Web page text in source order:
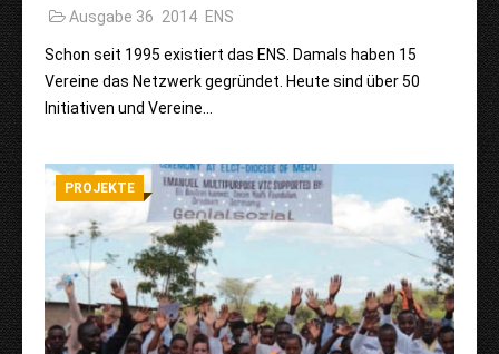
Ausgabe 36 2014 ENS
Schon seit 1995 existiert das ENS. Damals haben 15
Vereine das Netzwerk gegründet. Heute sind über 50
Initiativen und Vereine…
PROJEKTE